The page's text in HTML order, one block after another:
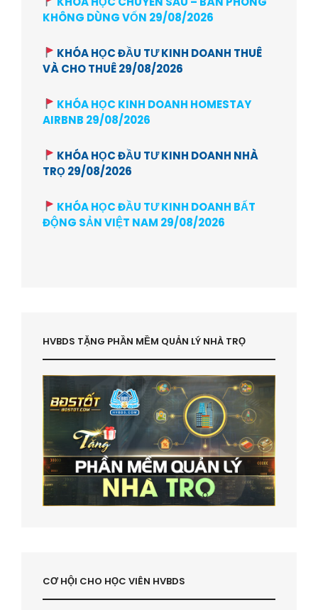
KHÔNG DÙNG VỐN 29/08/2026
KHÓA HỌC ĐẦU TƯ KINH DOANH THUÊ
VÀ CHO THUÊ 29/08/2026
KHÓA HỌC KINH DOANH HOMESTAY
AIRBNB 29/08/2026
KHÓA HỌC ĐẦU TƯ KINH DOANH NHÀ
TRỌ 29/08/2026
KHÓA HỌC ĐẦU TƯ KINH DOANH BẤT
ĐỘNG SẢN VIỆT NAM 29/08/2026
HVBDS TẶNG PHẦN MỀM QUẢN LÝ NHÀ TRỌ
CƠ HỘI CHO HỌC VIÊN HVBDS